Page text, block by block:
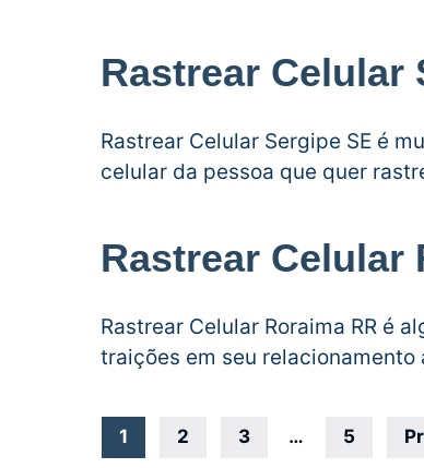
Rastrear Celular
Rastrear Celular Sergipe SE é
celular da pessoa que quer
Rastrear Celular
Rastrear Celular Roraima RR é
traições em seu
Navegação
1 2 3 … 5